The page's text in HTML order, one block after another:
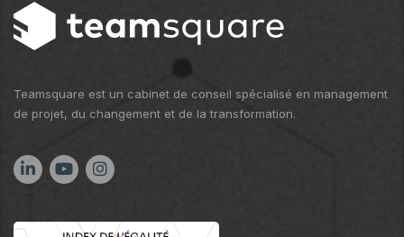
Teamsquare est un cabinet de conseil spécialisé en management
de projet, du changement et de la transformation.